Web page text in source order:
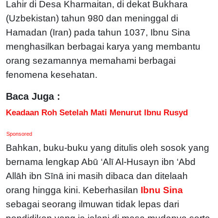
Lahir di Desa Kharmaitan, di dekat Bukhara
(Uzbekistan) tahun 980 dan meninggal di
Hamadan (Iran) pada tahun 1037, Ibnu Sina
menghasilkan berbagai karya yang membantu
orang sezamannya memahami berbagai
fenomena kesehatan.
Baca Juga :
Keadaan Roh Setelah Mati Menurut Ibnu Rusyd
Sponsored
Bahkan, buku-buku yang ditulis oleh sosok yang
bernama lengkap Abū ‘Alī Al-Husayn ibn ‘Abd
Allāh ibn Sīnā ini masih dibaca dan ditelaah
orang hingga kini. Keberhasilan Ibnu Sina
sebagai seorang ilmuwan tidak lepas dari